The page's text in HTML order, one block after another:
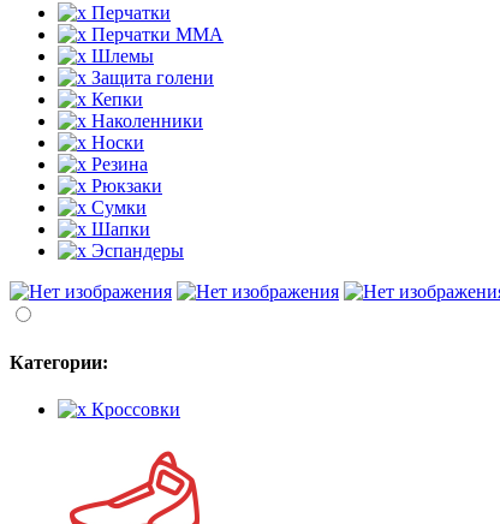
Перчатки
Перчатки MMA
Шлемы
Защита голени
Кепки
Наколенники
Носки
Резина
Рюкзаки
Сумки
Шапки
Эспандеры
Категории:
Кроссовки